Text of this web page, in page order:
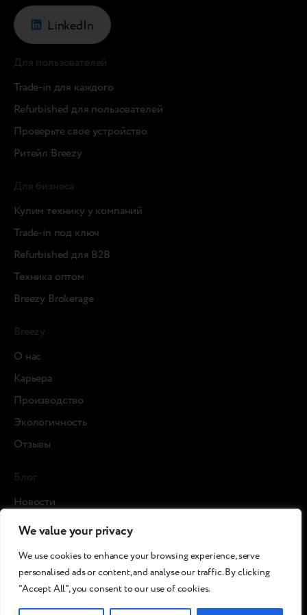
We value your privacy
We use cookies to enhance your browsing experience, serve
personalised ads or content, and analyse our traffic. By clicking
"Accept All", you consent to our use of cookies.
LinkedIn
Для пользователей
Trade-in для каждого
Refurbished для пользователей
Проверьте свое устройство
Ритейл Breezy
Для бизнеса
Купим технику у компаний
Trade-in под ключ
Refurbished для B2B
Техника оптом
Breezy Brokerage
Breezy
О нас
Карьера
Производство
Экологичность
Отзывы
Блог
Новости
Кейсы
СМИ о нас